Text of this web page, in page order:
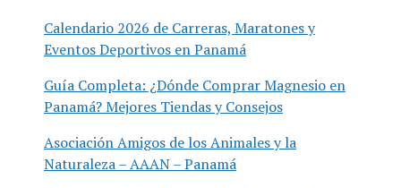
Calendario 2026 de Carreras, Maratones y
Eventos Deportivos en Panamá
Guía Completa: ¿Dónde Comprar Magnesio en
Panamá? Mejores Tiendas y Consejos
Asociación Amigos de los Animales y la
Naturaleza – AAAN – Panamá